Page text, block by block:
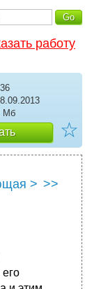
работу
Мб
☆
> >>